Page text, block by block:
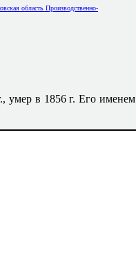
область Производственно-
умер в 1856 г. Его именем